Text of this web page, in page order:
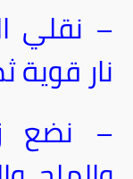
– نقلي
نار قوية
– نضع